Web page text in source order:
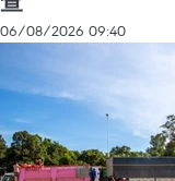
06/08/2026 09:40